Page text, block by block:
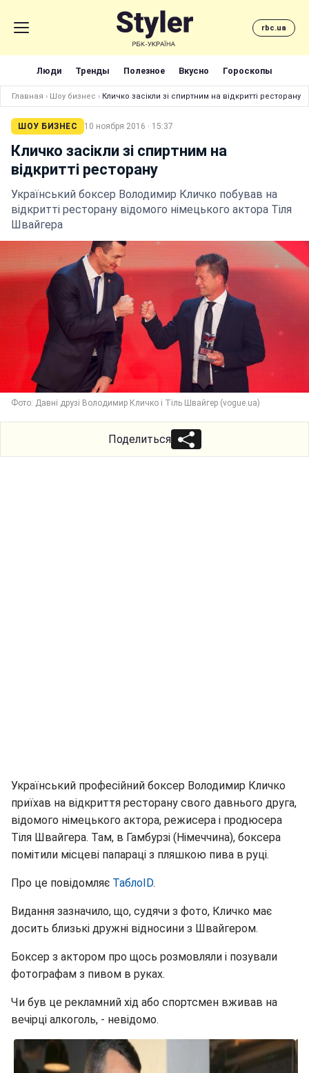
rbc.ua
Люди Тренды Полезное Вкусно Гороскопы
Главная › Шоу бизнес › Кличко засікли зі спиртним на відкритті ресторану
ШОУ БИЗНЕС 10 ноября 2016 · 15:37
Кличко засікли зі спиртним на
відкритті ресторану
Український боксер Володимир Кличко побував на
відкритті ресторану відомого німецького актора Тіля
Швайгера
Фото: Давні друзі Володимир Кличко і Тіль Швайгер (vogue.ua)
Поделиться
Український професійний боксер Володимир Кличко
приїхав на відкриття ресторану свого давнього друга,
відомого німецького актора, режисера і продюсера
Тіля Швайгера. Там, в Гамбурзі (Німеччина), боксера
помітили місцеві папараці з пляшкою пива в руці.
Про це повідомляє ТаблоID.
Видання зазначило, що, судячи з фото, Кличко має
досить близькі дружні відносини з Швайгером.
Боксер з актором про щось розмовляли і позували
фотографам з пивом в руках.
Чи був це рекламний хід або спортсмен вживав на
вечірці алкоголь, - невідомо.